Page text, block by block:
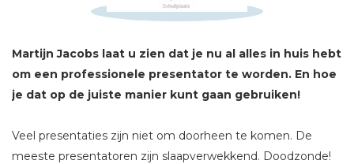
Martijn Jacobs laat u zien dat je nu al alles in huis hebt
om een professionele presentator te worden. En hoe
je dat op de juiste manier kunt gaan gebruiken!
Veel presentaties zijn niet om doorheen te komen. De
meeste presentatoren zijn slaapverwekkend. Doodzonde!
Titel *
Bericht *